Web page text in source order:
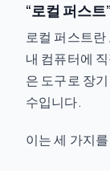
“로컬 퍼스
로컬 퍼스트
내 컴퓨터에
은 도구로 장
수입니다.
이는 세 가지